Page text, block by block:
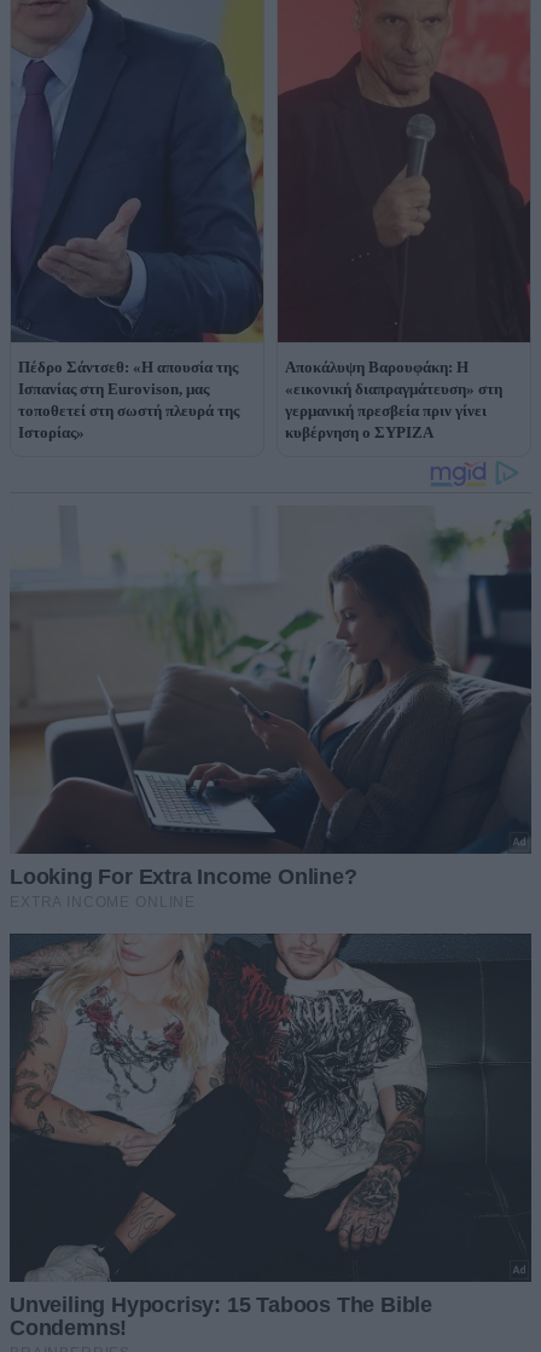
Πέδρο Σάντσεθ: «Η απουσία της
Ισπανίας στη Eurovison, μας
τοποθετεί στη σωστή πλευρά της
Iστορίας»
Αποκάλυψη Βαρουφάκη: Η
«εικονική διαπραγμάτευση» στη
γερμανική πρεσβεία πριν γίνει
κυβέρνηση ο ΣΥΡΙΖΑ